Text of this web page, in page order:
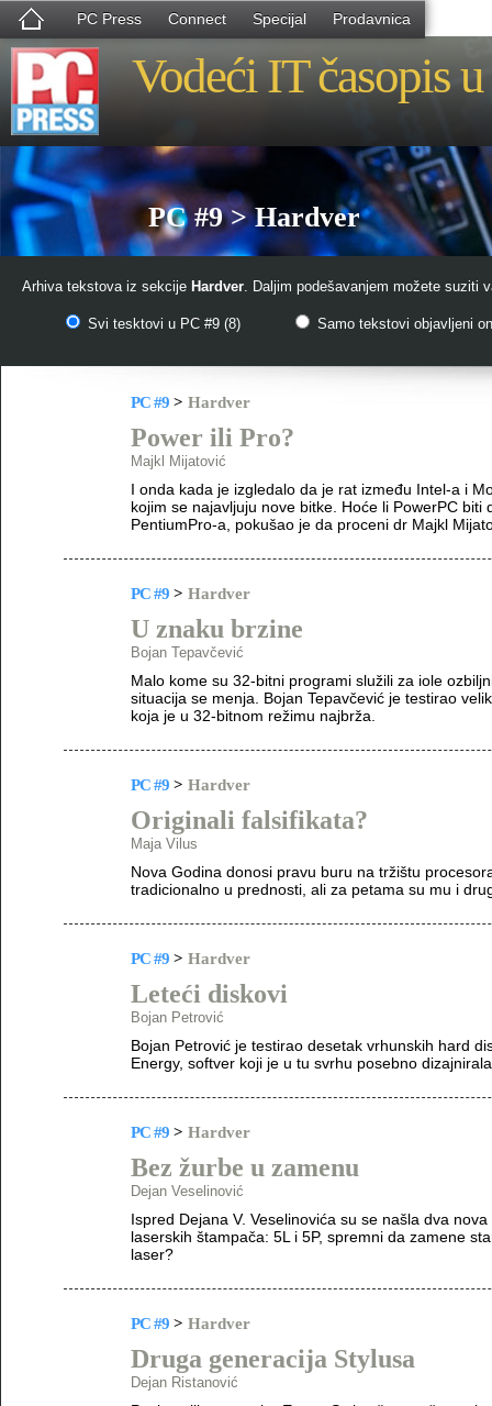
PC Press Connect Specijal Prodavnica
Vodeći IT časopis
PC #9 > Hardver
Arhiva tekstova iz sekcije Hardver. Daljim podešavanjem možete suziti
Svi tesktovi u PC #9 (8) Samo tekstovi objavljeni
PC #9 > Hardver
Power ili Pro?
Majkl Mijatović
I onda kada je izgledalo da je rat između Intel-a i
kojim se najavljuju nove bitke. Hoće li PowerPC
PentiumPro-a, pokušao je da proceni dr Majkl
PC #9 > Hardver
U znaku brzine
Bojan Tepavčević
Malo kome su 32-bitni programi služili za iole
situacija se menja. Bojan Tepavčević je testirao
koja je u 32-bitnom režimu najbrža.
PC #9 > Hardver
Originali falsifikata?
Maja Vilus
Nova Godina donosi pravu buru na tržištu
tradicionalno u prednosti, ali za petama su mu i
PC #9 > Hardver
Leteći diskovi
Bojan Petrović
Bojan Petrović je testirao desetak vrhunskih hard
Energy, softver koji je u tu svrhu posebno
PC #9 > Hardver
Bez žurbe u zamenu
Dejan Veselinović
Ispred Dejana V. Veselinovića su se našla dva
laserskih štampača: 5L i 5P, spremni da zamene
laser?
PC #9 > Hardver
Druga generacija Stylusa
Dejan Ristanović